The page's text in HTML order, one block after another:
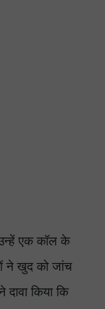
उन्हें एक कॉल के
ने खुद को जांच
किया कि